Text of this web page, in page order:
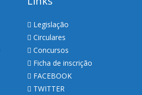
Legislação
Circulares
Concursos
Ficha de inscrição
FACEBOOK
TWITTER